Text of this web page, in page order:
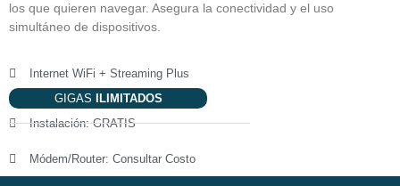
los que quieren navegar. Asegura la conectividad y el uso
simultáneo de dispositivos.
Internet WiFi + Streaming Plus
GIGAS
ILIMITADOS
Instalación: GRATIS
Módem/Router: Consultar Costo